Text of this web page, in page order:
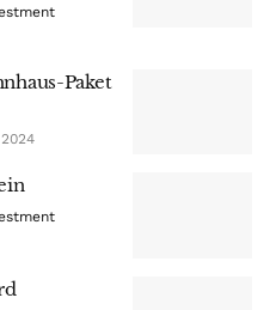
Paket